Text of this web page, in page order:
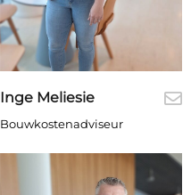
Inge Meliesie
Bouwkostenadviseur